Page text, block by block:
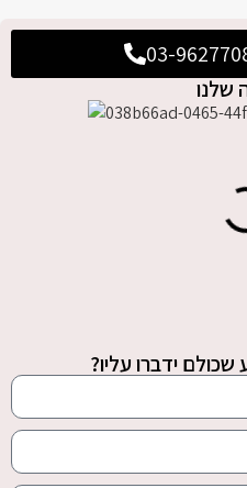
שלנו
ידברו עליו?